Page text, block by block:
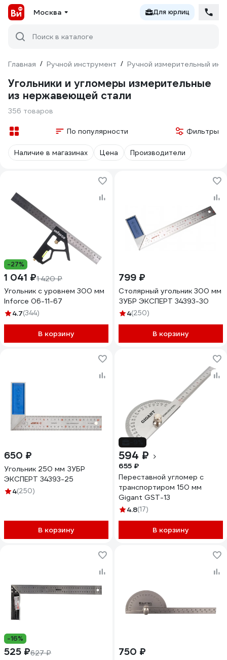
Москва Для юрлиц
Поиск в каталоге
Главная / Ручной инструмент / Ручной измерительный
Угольники и угломеры измерительные
из нержавеющей стали
356 товаров
По популярности Фильтры
Наличие в магазинах Цена Производители
-27%
1 041 ₽1 420 ₽
Угольник с уровнем 300 мм
Inforce 06-11-67
4.7(344)
В корзину
799 ₽
Столярный угольник 300 мм
ЗУБР ЭКСПЕРТ 34393-30
4(250)
В корзину
650 ₽
Угольник 250 мм ЗУБР
ЭКСПЕРТ 34393-25
4(250)
В корзину
594 ₽
655 ₽
Переставной угломер с
транспортиром 150 мм
Gigant GST-13
4.8(17)
В корзину
-16%
525 ₽627 ₽
750 ₽